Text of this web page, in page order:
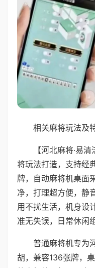
相关麻将玩法及
【河北麻将·易
将玩法打造，支持经
牌，自动麻将机桌面
净，打理超方便，静
用不扰生活，机身设
准无失误，日常休闲
普通麻将机专为
胡，兼容136张牌，